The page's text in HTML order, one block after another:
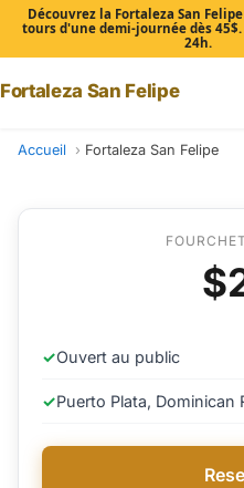
Découvrez la Fortaleza San
tours d'une demi-journée dès
24h.
Fortaleza San Felipe
Accueil Fortaleza San Felipe
✓Ouvert au public
✓Puerto Plata, Dominican